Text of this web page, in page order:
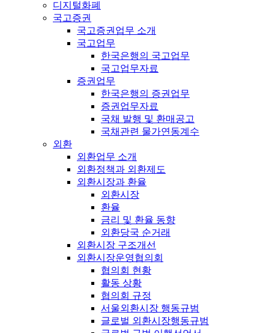
디지털화폐
국고증권
국고증권업무 소개
국고업무
한국은행의 국고업무
국고업무자료
증권업무
한국은행의 증권업무
증권업무자료
국채 발행 및 환매공고
국채관련 물가연동계수
외환
외환업무 소개
외환정책과 외환제도
외환시장과 환율
외환시장
환율
금리 및 환율 동향
외환당국 순거래
외환시장 구조개선
외환시장운영협의회
협의회 현황
활동 상황
협의회 규정
서울외환시장 행동규범
글로벌 외환시장행동규범